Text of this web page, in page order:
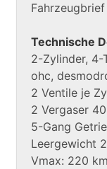
Technische
2-Zylinder, 4-
ohc,
2 Ventile je
2 Vergaser
5-Gang
Leergewicht
Vmax: 220